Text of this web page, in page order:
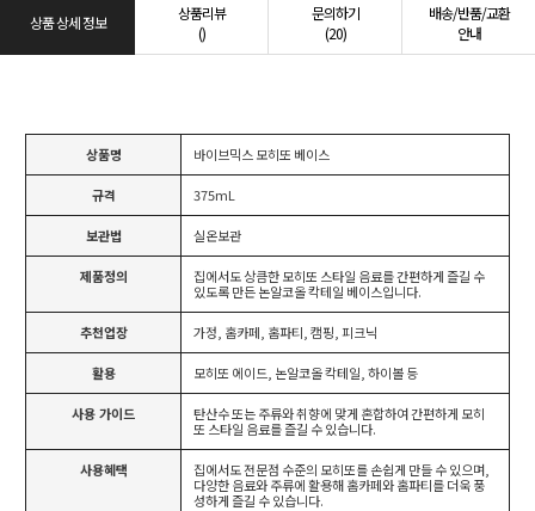
상품 상세 정보
상품리뷰
()
문의하기
(20)
배송/반품/교환
안내
상품명 바이브믹스 모히또 베이스
규격 375mL
보관법 실온보관
제품정의
집에서도 상큼한 모히또 스타일 음료를 간편하게 즐길 수
있도록 만든 논알코올 칵테일 베이스입니다.
추천업장 가정, 홈카페, 홈파티, 캠핑, 피크닉
활용 모히또 에이드, 논알코올 칵테일, 하이볼 등
사용 가이드
탄산수 또는 주류와 취향에 맞게 혼합하여 간편하게 모히
또 스타일 음료를 즐길 수 있습니다.
사용혜택
집에서도 전문점 수준의 모히또를 손쉽게 만들 수 있으며,
다양한 음료와 주류에 활용해 홈카페와 홈파티를 더욱 풍
성하게 즐길 수 있습니다.